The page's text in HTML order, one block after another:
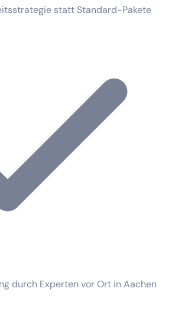
statt Standard-Pakete
durch Experten vor Ort in Aachen